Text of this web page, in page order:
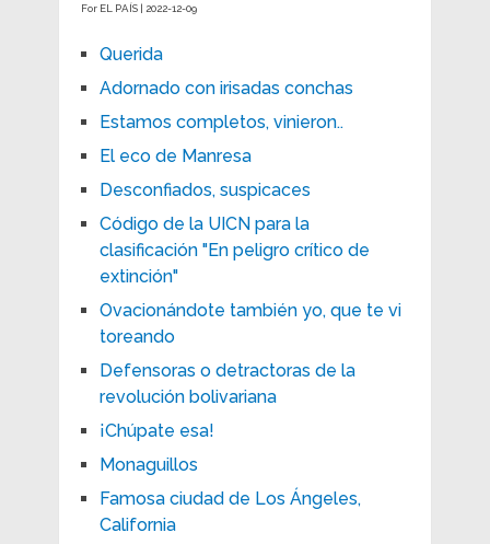
For EL PAÍS | 2022-12-09
Querida
Adornado con irisadas conchas
Estamos completos, vinieron..
El eco de Manresa
Desconfiados, suspicaces
Código de la UICN para la
clasificación "En peligro crítico de
extinción"
Ovacionándote también yo, que te vi
toreando
Defensoras o detractoras de la
revolución bolivariana
¡Chúpate esa!
Monaguillos
Famosa ciudad de Los Ángeles,
California